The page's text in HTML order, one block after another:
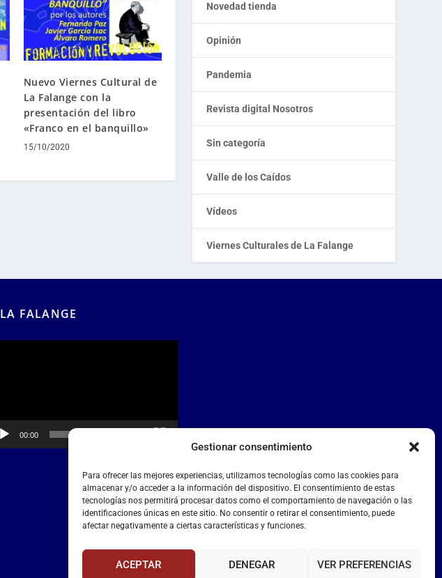
Gestionar consentimiento
Para ofrecer las mejores experiencias, utilizamos tecnologías como las cookies para
almacenar y/o acceder a la información del dispositivo. El consentimiento de estas
tecnologías nos permitirá procesar datos como el comportamiento de navegación o las
identificaciones únicas en este sitio. No consentir o retirar el consentimiento, puede
afectar negativamente a ciertas características y funciones.
ACEPTAR DENEGAR VER PREFERENCIAS
Nuevo Viernes Cultural de
La Falange con la
presentación del libro
«Franco en el banquillo»
15/10/2020
Novedad tienda
Opinión
Pandemia
Revista digital Nosotros
Sin categoría
Valle de los Caídos
Vídeos
Viernes Culturales de La Falange
LA FALANGE
00:00